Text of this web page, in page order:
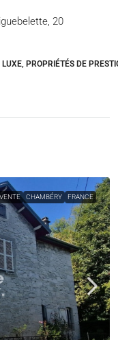
20
PROPRIÉTÉS DE
VENTE CHAMBÉRY FRANCE